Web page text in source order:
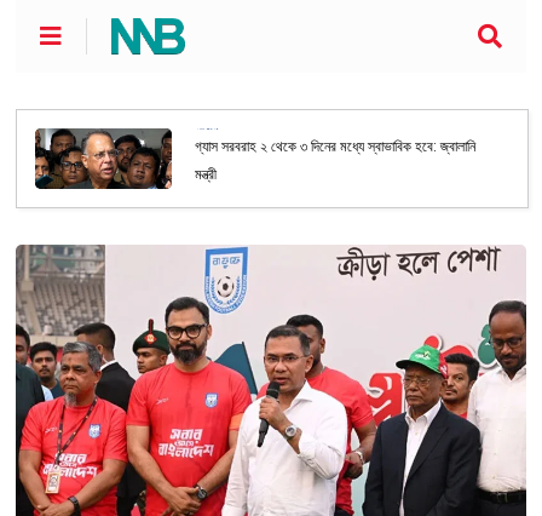
গ্যাস সরবরাহ ২ থেকে ৩ দিনের মধ্যে স্বাভাবিক হবে: জ্বালানি
মন্ত্রী